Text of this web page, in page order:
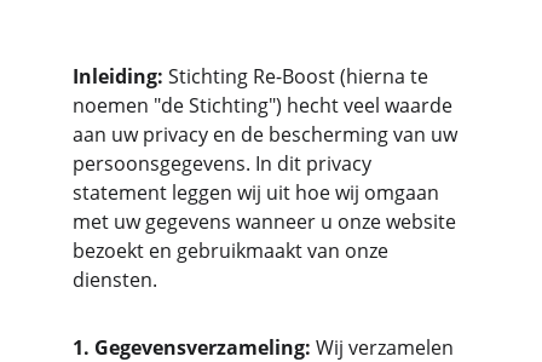
Inleiding: Stichting Re-Boost (hierna te
noemen "de Stichting") hecht veel waarde
aan uw privacy en de bescherming van uw
persoonsgegevens. In dit privacy
statement leggen wij uit hoe wij omgaan
met uw gegevens wanneer u onze website
bezoekt en gebruikmaakt van onze
diensten.
1. Gegevensverzameling: Wij verzamelen